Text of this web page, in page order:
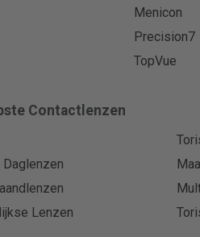
Menicon
Precision7
TopVue
Contactlenzen
Lenzen